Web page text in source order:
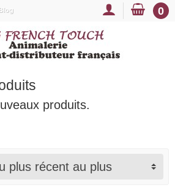
Blog 0
produits.
plus récent au plus